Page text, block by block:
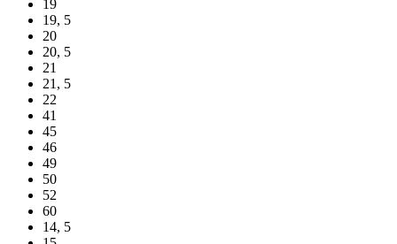
19
19, 5
20
20, 5
21
21, 5
22
41
45
46
49
50
52
60
14, 5